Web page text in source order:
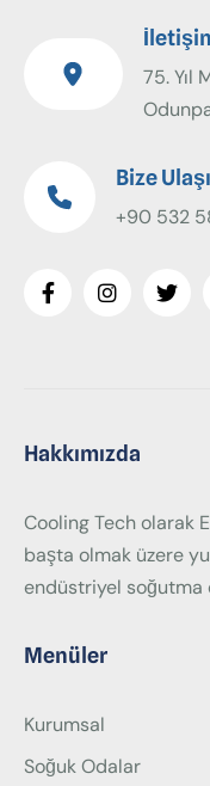
75. Yıl
Bize
+90 532
Hakkımızda
Cooling Tech olarak
başta olmak üzere
endüstriyel soğutma
Menüler
Kurumsal
Soğuk Odalar